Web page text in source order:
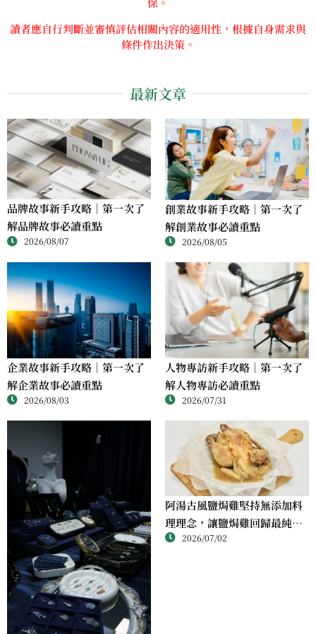
讀者應自行判斷並審慎評估相關內容的適用性，根據自身需求與
條件作出決策。
最新文章
品牌故事新手攻略｜第一次了
解品牌故事必讀重點
2026/08/07
創業故事新手攻略｜第一次了
解創業故事必讀重點
2026/08/05
企業故事新手攻略｜第一次了
解企業故事必讀重點
2026/08/03
人物專訪新手攻略｜第一次了
解人物專訪必讀重點
2026/07/31
阿湯古風鹽焗雞堅持無添加料
理理念，讓鹽焗雞回歸最純粹
的風味2026/07/02